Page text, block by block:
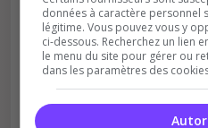
Plus de visibilité
données à caractère personnel
légitime. Vous pouvez vous y
ci-dessous. Recherchez un lien
le menu du site pour gérer ou
dans les paramètres des